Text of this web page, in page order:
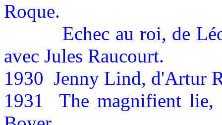
Roque.
Echec au roi, de
avec Jules Raucourt.
1930 Jenny Lind, d'Artur
1931
The magnifient lie,